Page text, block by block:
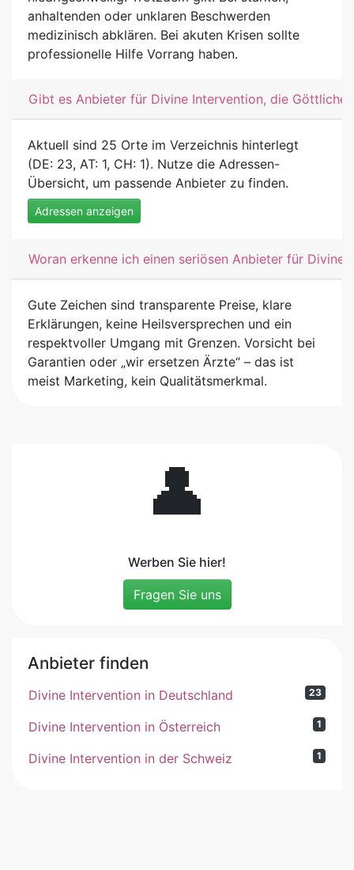
anhaltenden oder unklaren Beschwerden
medizinisch abklären. Bei akuten Krisen sollte
professionelle Hilfe Vorrang haben.
Gibt es Anbieter für Divine Intervention, die Göttliche
Aktuell sind 25 Orte im Verzeichnis hinterlegt
(DE: 23, AT: 1, CH: 1). Nutze die Adressen-
Übersicht, um passende Anbieter zu finden.
Adressen anzeigen
Woran erkenne ich einen seriösen Anbieter für
Gute Zeichen sind transparente Preise, klare
Erklärungen, keine Heilsversprechen und ein
respektvoller Umgang mit Grenzen. Vorsicht bei
Garantien oder „wir ersetzen Ärzte“ – das ist
meist Marketing, kein Qualitätsmerkmal.
👤
Werben Sie hier!
Fragen Sie uns
Anbieter finden
Divine Intervention in Deutschland 23
Divine Intervention in Österreich 1
Divine Intervention in der Schweiz 1